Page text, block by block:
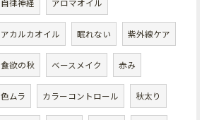
自律神経 アロマオイル
アカルカオイル 眠れない 紫外線ケア
食欲の秋 ベースメイク 赤み
色ムラ カラーコントロール 秋太り